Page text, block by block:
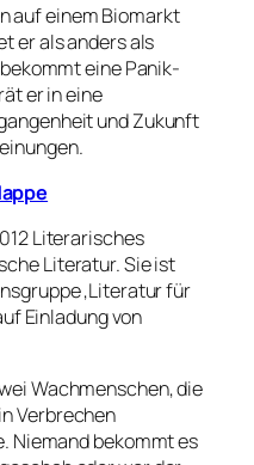
auf einem Biomarkt
er als anders als
eine Panik-
er in eine
und Zukunft
Literarisches
Literatur. Sie ist
‚Literatur für
Einladung von
Wachmenschen, die
Verbrechen
Niemand bekommt es